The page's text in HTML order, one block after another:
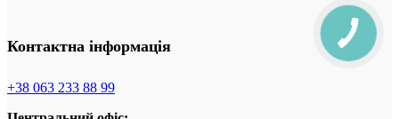
Контактна інформація
+38 063 233 88 99